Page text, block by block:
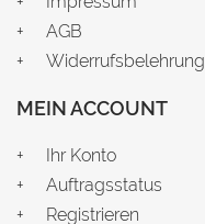
AGB
Widerrufsbelehrung
MEIN ACCOUNT
Ihr Konto
Auftragsstatus
Registrieren